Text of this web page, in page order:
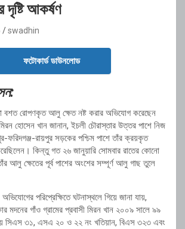
দৃষ্টি আকর্ষণ
swadhin
ফটোকার্ড ডাউনলোড
বশত রোপণকৃত আলু ক্ষেত নষ্ট করার অভিযোগ করেছেন
হোসেন খান জানান, ইচলী চৌরাস্তার উত্তর পাশে নিজ
ফরিদগঞ্জ-রায়পুর সড়কের পশ্চিম পাশে তাঁর ক্রয়কৃত
কিন্তু গত ২৬ জানুয়ারি সোমবার রাতের কোনো
আলু ক্ষেতের পূর্ব পাশের অংশের সম্পূর্ণ আলু গাছ তুলে
পরিপ্রেক্ষিতে ঘটনাস্থলে গিয়ে জানা যায়,
মদনের গাঁও গ্রামের প্রবাসী মিরন খান ২০০৯ সালে ৯৯
সিএস ৩১, এসএ ২০ ও ২২ নং খতিয়ান, বিএস ৩২৩ এবং